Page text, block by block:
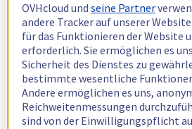
OVHcloud undseine Partner
andere Tracker auf unserer
für das Funktionieren der Website
erforderlich. Sie ermöglichen es
Sicherheit des Dienstes zu
bestimmte wesentliche
Andere ermöglichen es uns,
Reichweitenmessungen
sind von der Einwilligungspflicht